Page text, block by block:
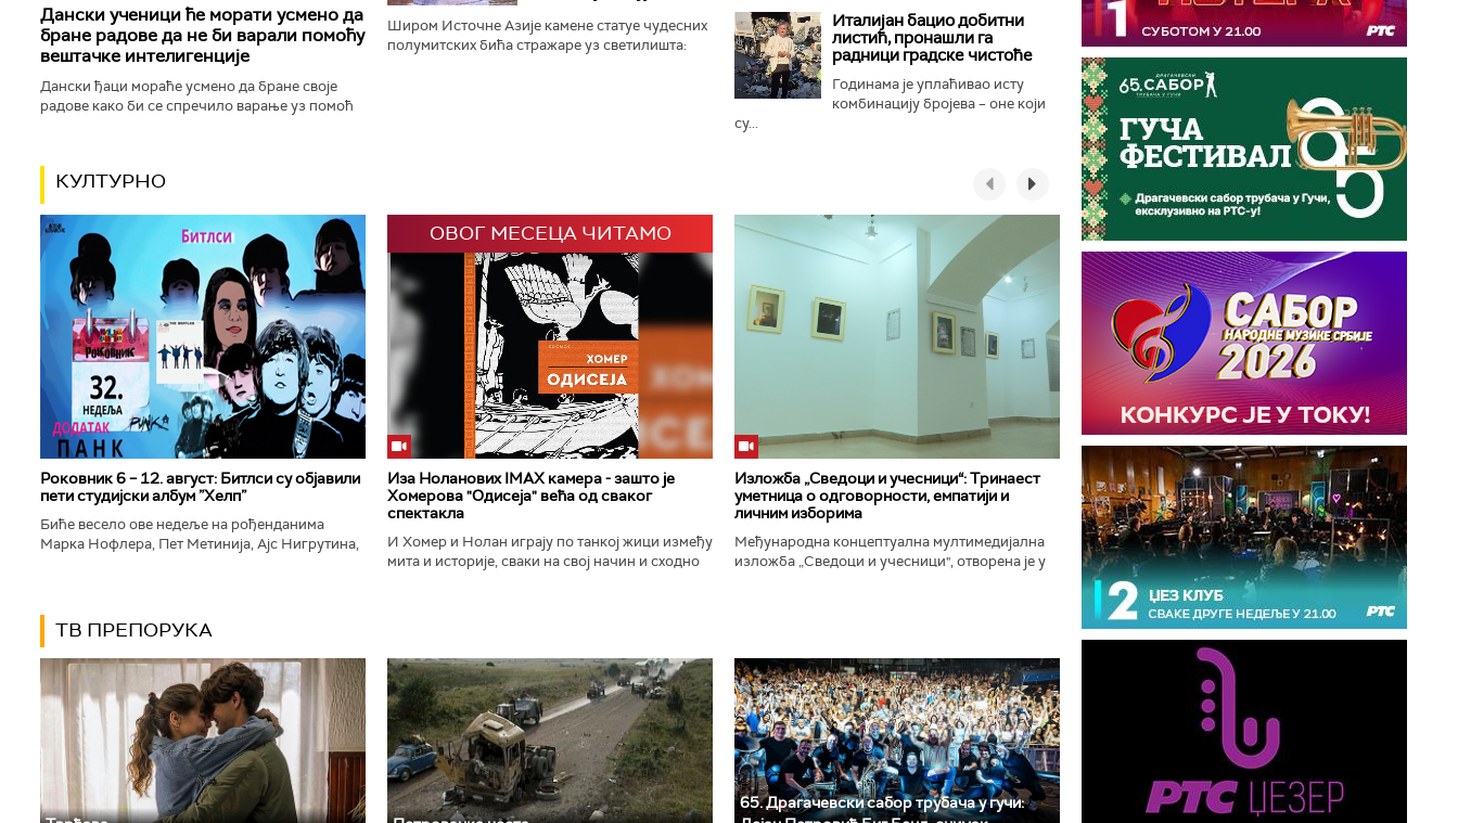
Дански ученици ће морати усмено да
бране радове да не би варали помоћу
вештачке интелигенције
Дански ђаци мораће усмено да бране своје
радове како би се спречило варање уз помоћ
Широм Источне Азије камене статуе чудесних
полумитских бића стражаре уз светилишта:
Италијан бацио добитни
листић, пронашли га
радници градске чистоће
Годинама је уплаћивао исту
комбинацију бројева – оне који
су...
КУЛТУРНО
Роковник 6 – 12. август: Битлси су објавили
пети студијски албум ”Хелп”
Биће весело ове недеље на рођенданима
Марка Нофлера, Пет Метинија, Ајс Нигрутина,
ОВОГ МЕСЕЦА ЧИТАМО
Иза Ноланових IMAX камера - зашто је
Хомерова "Одисеја" већа од сваког
спектакла
И Хомер и Нолан играју по танкој жици између
мита и историје, сваки на свој начин и сходно
Изложба „Сведоци и учесници“: Тринаест
уметница о одговорности, емпатији и
личним изборима
Међународна концептуална мултимедијална
изложба „Сведоци и учесници", отворена је у
ТВ ПРЕПОРУКА
65. Драгачевски сабор трубача у гучи: